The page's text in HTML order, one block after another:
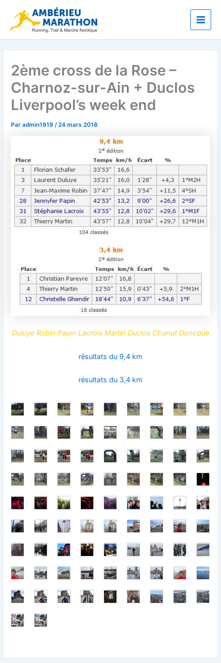
contenu
Main
2ème cross de la Rose –
Charnoz-sur-Ain + Duclos
Liverpool’s week end
Paradmin1919/24 mars 2018
Duluye Robin Papin Lacroix Martin Duclos Chanut Doncque
résultats du 9,4 km
résultats du 3,4 km